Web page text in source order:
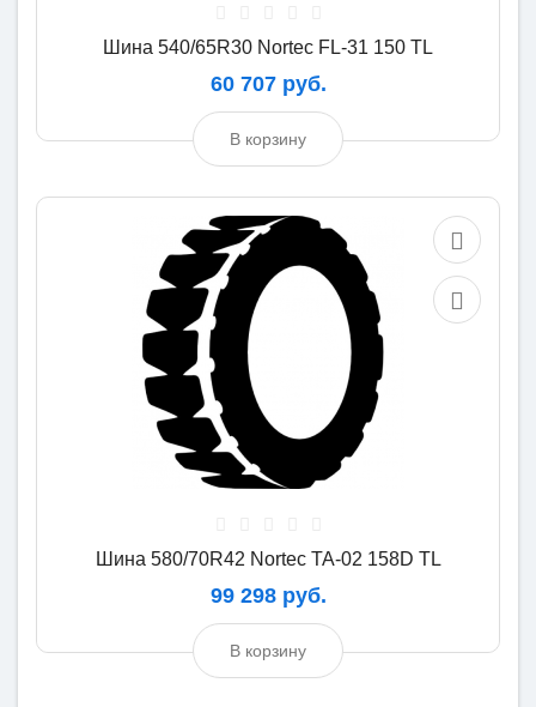
Шина 540/65R30 Nortec FL-31 150 TL
60 707 руб.
В корзину
Шина 580/70R42 Nortec TA-02 158D TL
99 298 руб.
В корзину